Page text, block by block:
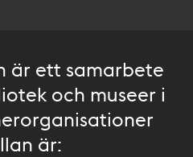
är ett samarbete
och museer i
är: